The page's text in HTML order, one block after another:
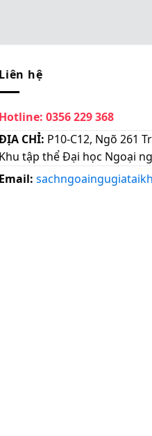
Liên hệ
Hotline: 0356 229 368
CHỈ: P10-C12, Ngõ 261
Khu tập thể Đại học Ngoại
Email: